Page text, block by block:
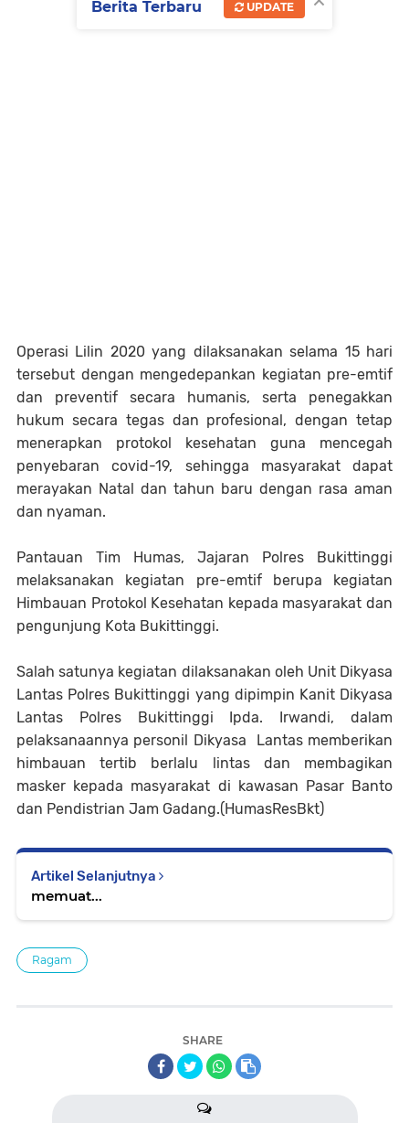
Operasi Lilin 2020 yang dilaksanakan selama 15 hari
tersebut dengan mengedepankan kegiatan pre-emtif
dan preventif secara humanis, serta penegakkan
hukum secara tegas dan profesional, dengan tetap
menerapkan protokol kesehatan guna mencegah
penyebaran covid-19, sehingga masyarakat dapat
merayakan Natal dan tahun baru dengan rasa aman
dan nyaman.
Pantauan Tim Humas, Jajaran Polres Bukittinggi
melaksanakan kegiatan pre-emtif berupa kegiatan
Himbauan Protokol Kesehatan kepada masyarakat dan
pengunjung Kota Bukittinggi.
Salah satunya kegiatan dilaksanakan oleh Unit Dikyasa
Lantas Polres Bukittinggi yang dipimpin Kanit Dikyasa
Lantas Polres Bukittinggi Ipda. Irwandi, dalam
pelaksanaannya personil Dikyasa Lantas memberikan
himbauan tertib berlalu lintas dan membagikan
masker kepada masyarakat di kawasan Pasar Banto
dan Pendistrian Jam Gadang.(HumasResBkt)
Artikel Selanjutnya
memuat...
Ragam
SHARE
Berita Terbaru UPDATE